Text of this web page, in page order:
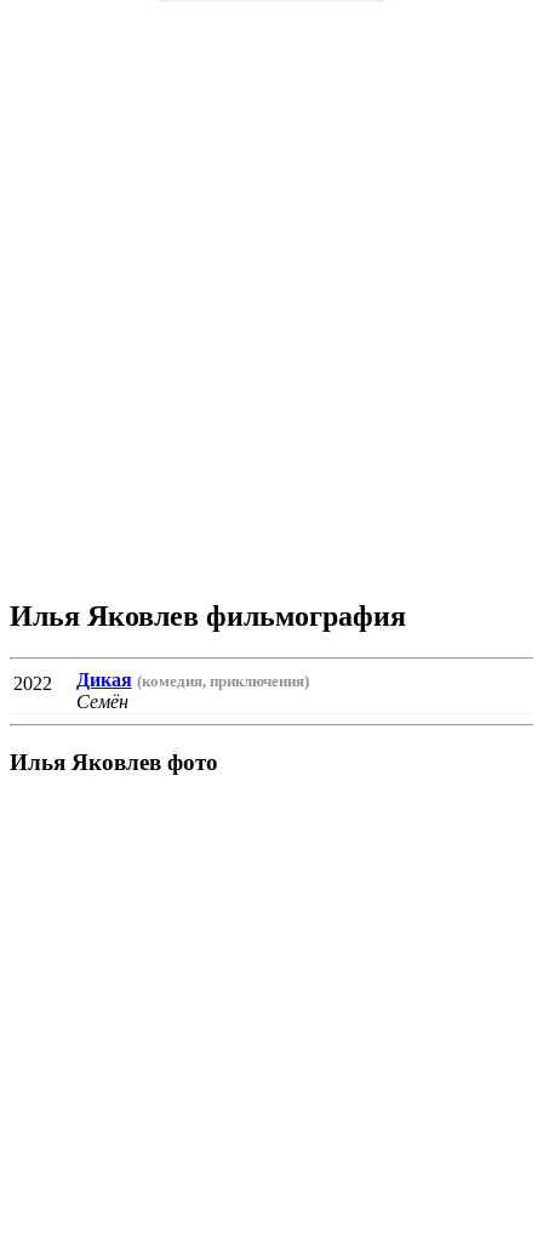
Илья Яковлев фильмография
2022 Дикая (комедия, приключения)
Семён
Илья Яковлев фото